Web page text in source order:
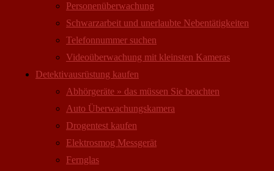
Personen­überwachung
Schwarzarbeit und unerlaubte Nebentätigkeiten
Telefonnummer suchen
Videoüberwachung mit kleinsten Kameras
Detektivausrüstung kaufen
Abhörgeräte » das müssen Sie beachten
Auto Überwachungs­kamera
Drogentest kaufen
Elektrosmog Messgerät
Fernglas